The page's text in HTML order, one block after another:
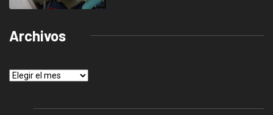
Archivos
Archivos